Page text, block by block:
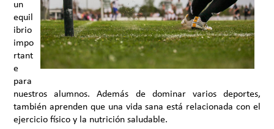
un
equil
ibrio
impo
rtant
e
para
nuestros alumnos. Además de dominar varios deportes,
también aprenden que una vida sana está relacionada con el
ejercicio físico y la nutrición saludable.